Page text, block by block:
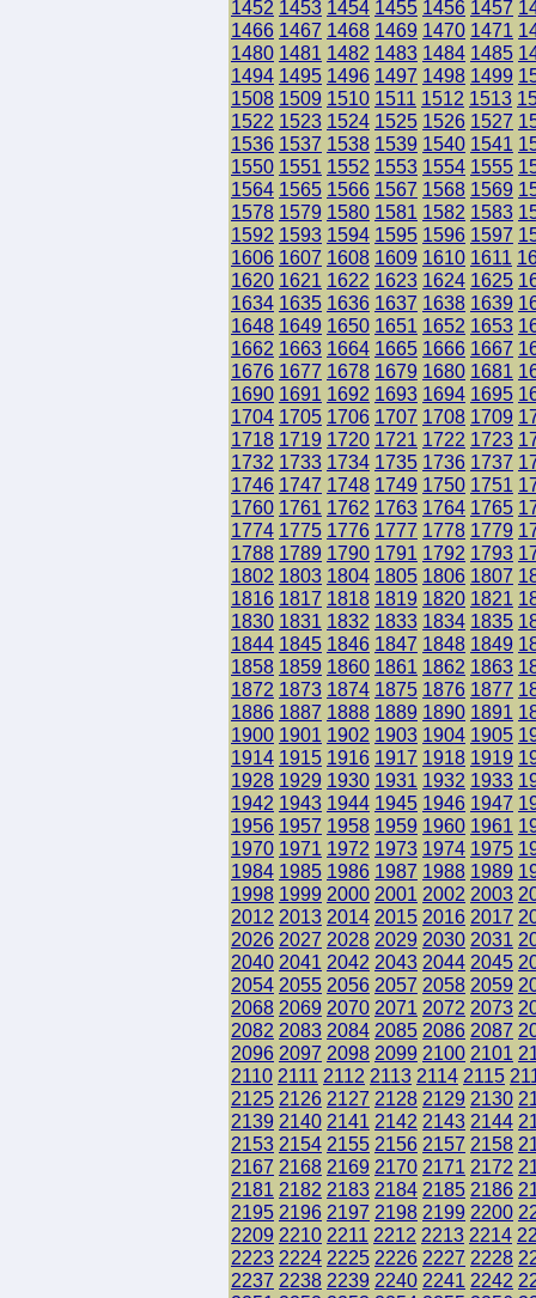
1452 1453 1454 1455 1456 1457
1466 1467 1468 1469 1470 1471
1480 1481 1482 1483 1484 1485
1494 1495 1496 1497 1498 1499
1508 1509 1510 1511 1512 1513
1522 1523 1524 1525 1526 1527
1536 1537 1538 1539 1540 1541
1550 1551 1552 1553 1554 1555
1564 1565 1566 1567 1568 1569
1578 1579 1580 1581 1582 1583
1592 1593 1594 1595 1596 1597
1606 1607 1608 1609 1610 1611
1620 1621 1622 1623 1624 1625
1634 1635 1636 1637 1638 1639
1648 1649 1650 1651 1652 1653
1662 1663 1664 1665 1666 1667
1676 1677 1678 1679 1680 1681
1690 1691 1692 1693 1694 1695
1704 1705 1706 1707 1708 1709
1718 1719 1720 1721 1722 1723
1732 1733 1734 1735 1736 1737
1746 1747 1748 1749 1750 1751
1760 1761 1762 1763 1764 1765
1774 1775 1776 1777 1778 1779
1788 1789 1790 1791 1792 1793
1802 1803 1804 1805 1806 1807
1816 1817 1818 1819 1820 1821
1830 1831 1832 1833 1834 1835
1844 1845 1846 1847 1848 1849
1858 1859 1860 1861 1862 1863
1872 1873 1874 1875 1876 1877
1886 1887 1888 1889 1890 1891
1900 1901 1902 1903 1904 1905
1914 1915 1916 1917 1918 1919
1928 1929 1930 1931 1932 1933
1942 1943 1944 1945 1946 1947
1956 1957 1958 1959 1960 1961
1970 1971 1972 1973 1974 1975
1984 1985 1986 1987 1988 1989
1998 1999 2000 2001 2002 2003
2012 2013 2014 2015 2016 2017
2026 2027 2028 2029 2030 2031
2040 2041 2042 2043 2044 2045
2054 2055 2056 2057 2058 2059
2068 2069 2070 2071 2072 2073
2082 2083 2084 2085 2086 2087
2096 2097 2098 2099 2100 2101
2110 2111 2112 2113 2114 2115
2125 2126 2127 2128 2129 2130
2139 2140 2141 2142 2143 2144
2153 2154 2155 2156 2157 2158
2167 2168 2169 2170 2171 2172
2181 2182 2183 2184 2185 2186
2195 2196 2197 2198 2199 2200
2209 2210 2211 2212 2213 2214
2223 2224 2225 2226 2227 2228
2237 2238 2239 2240 2241 2242